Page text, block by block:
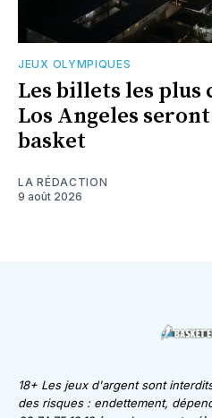
JEUX OLYMPIQUES
Les billets les plus
Los Angeles
basket
LA RÉDACTION
9 août 2026
18+ Les jeux d'argent sont
des risques : endettement,